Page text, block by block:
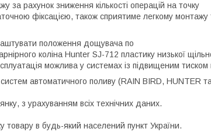
за рахунок зниження кількості операцій на точку
фіксацією, також сприятиме легкому монтажу
положення дощувача по
коліна Hunter SJ-712 пластику низької
можлива у системах із підвищеним
автоматичного поливу (RAIN BIRD, HUNTER та
з урахуванням всіх технічних даних.
в будь-який населений пункт України.